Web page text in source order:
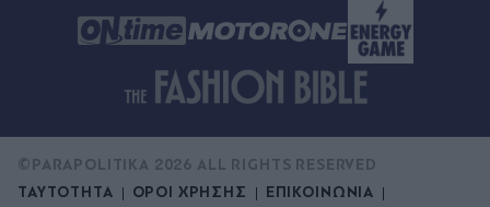
ΤΑΥΤΟΤΗΤΑ ΟΡΟΙ ΧΡΗΣΗΣ ΕΠΙΚΟΙΝΩΝΙΑ
©PARAPOLITIKA 2026 ALL RIGHTS RESERVED